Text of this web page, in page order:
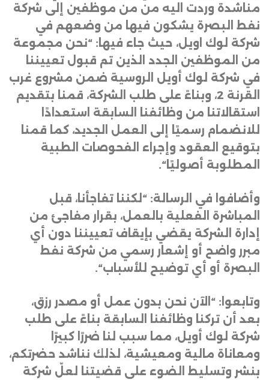
مناشدة وردت اليه من من موظفين إلى شركة
نفط البصرة يشكون فيها من وضعهم في
شركة لوك اويل، حيث جاء فيها: “نحن مجموعة
من الموظفين الجدد الذين تم قبول تعييننا
في شركة لوك أويل الروسية ضمن مشروع غرب
القرنة 2، وبناءً على طلب الشركة، قمنا بتقديم
استقالاتنا من وظائفنا السابقة استعدادًا
للانضمام رسميًا إلى العمل الجديد، كما قمنا
بتوقيع العقود وإجراء الفحوصات الطبية
المطلوبة أصوليًا“.
وأضافوا في الرسالة: “لكننا تفاجأنا، قبل
المباشرة الفعلية بالعمل، بقرار مفاجئ من
إدارة الشركة يقضي بإيقاف تعييننا دون أي
مبرر واضح أو إشعار رسمي من شركة نفط
البصرة أو أي توضيح للأسباب“.
وتابعوا: “الآن نحن بدون عمل أو مصدر رزق،
بعد أن تركنا وظائفنا السابقة بناءً على طلب
شركة لوك أويل، مما سبب لنا ضررًا كبيرًا
ومعاناة مالية ومعيشية، لذلك نناشد حضرتكم،
بنشر وتسليط الضوء على قضيتنا لعلّ شركة